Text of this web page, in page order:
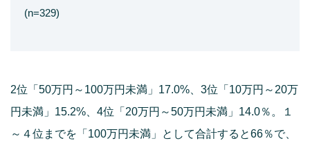
(n=329)
2位「50万円～100万円未満」17.0%、3位「10万円～20万
円未満」15.2%、4位「20万円～50万円未満」14.0％。１
～４位までを「100万円未満」として合計すると66％で、